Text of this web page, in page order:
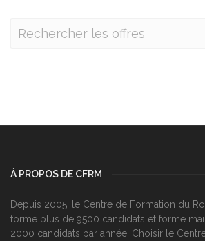
À PROPOS DE CFRM
Depuis 2005, le Centre de Formation du
formé plus de 9500 candidats et forme
2000 candidats par année. Choisir le